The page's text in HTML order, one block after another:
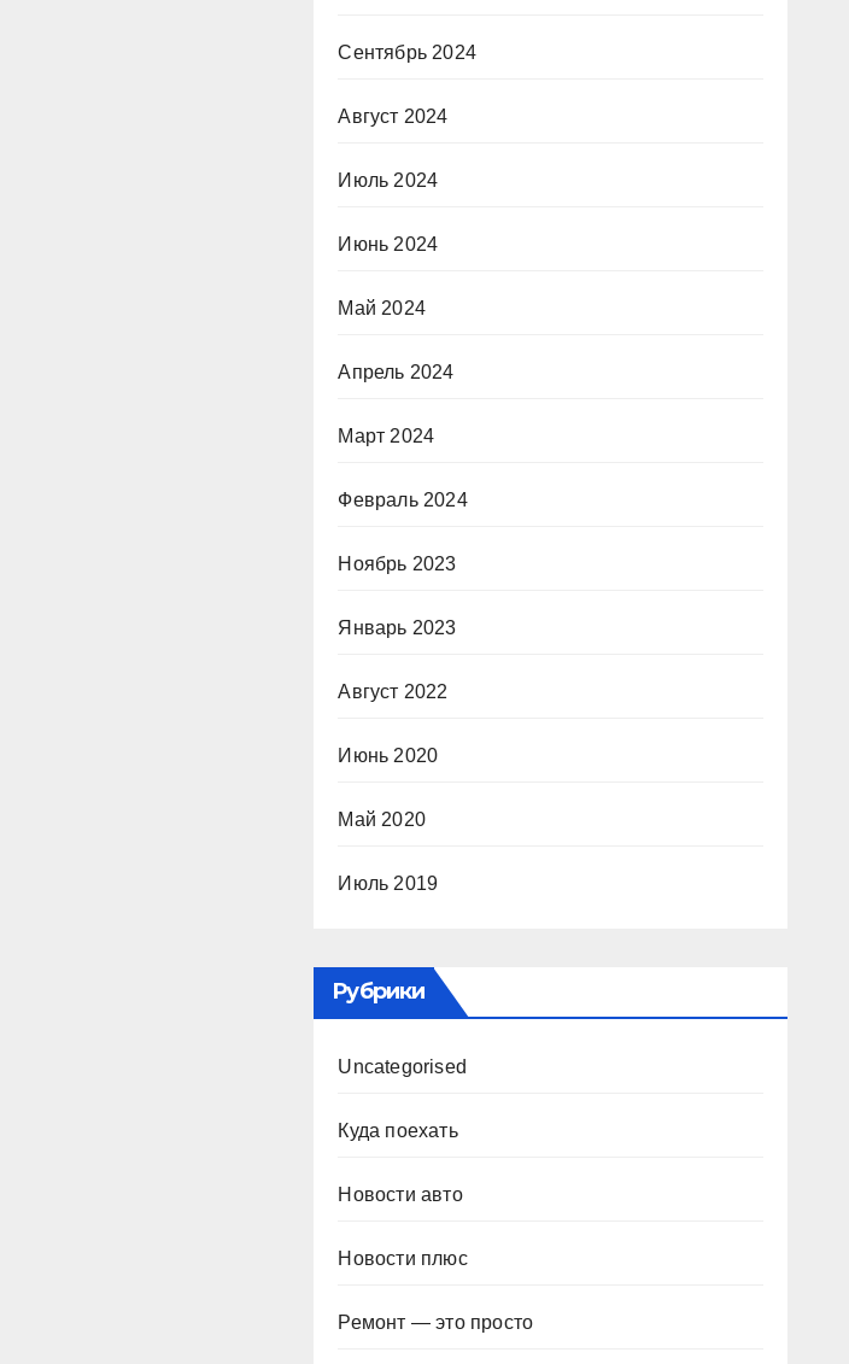
Сентябрь 2024
Август 2024
Июль 2024
Июнь 2024
Май 2024
Апрель 2024
Март 2024
Февраль 2024
Ноябрь 2023
Январь 2023
Август 2022
Июнь 2020
Май 2020
Июль 2019
Рубрики
Uncategorised
Куда поехать
Новости авто
Новости плюс
Ремонт — это просто